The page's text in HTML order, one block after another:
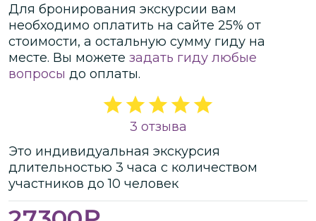
Для бронирования экскурсии вам
необходимо оплатить на сайте 25% от
стоимости, а остальную сумму гиду на
месте. Вы можете задать гиду любые
вопросы до оплаты.
3 отзыва
Это индивидуальная экскурсия
длительностью 3 часа с количеством
участников до 10 человек